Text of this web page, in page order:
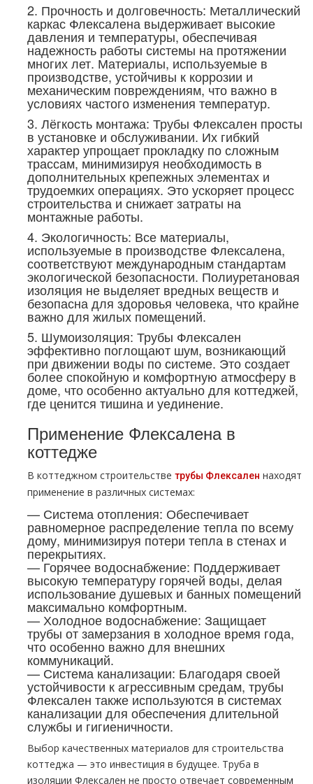
2. Прочность и долговечность: Металлический
каркас Флексалена выдерживает высокие
давления и температуры, обеспечивая
надежность работы системы на протяжении
многих лет. Материалы, используемые в
производстве, устойчивы к коррозии и
механическим повреждениям, что важно в
условиях частого изменения температур.
3. Лёгкость монтажа: Трубы Флексален просты
в установке и обслуживании. Их гибкий
характер упрощает прокладку по сложным
трассам, минимизируя необходимость в
дополнительных крепежных элементах и
трудоемких операциях. Это ускоряет процесс
строительства и снижает затраты на
монтажные работы.
4. Экологичность: Все материалы,
используемые в производстве Флексалена,
соответствуют международным стандартам
экологической безопасности. Полиуретановая
изоляция не выделяет вредных веществ и
безопасна для здоровья человека, что крайне
важно для жилых помещений.
5. Шумоизоляция: Трубы Флексален
эффективно поглощают шум, возникающий
при движении воды по системе. Это создает
более спокойную и комфортную атмосферу в
доме, что особенно актуально для коттеджей,
где ценится тишина и уединение.
Применение Флексалена в
коттедже
В коттеджном строительстве трубы Флексален находят
применение в различных системах:
— Система отопления: Обеспечивает
равномерное распределение тепла по всему
дому, минимизируя потери тепла в стенах и
перекрытиях.
— Горячее водоснабжение: Поддерживает
высокую температуру горячей воды, делая
использование душевых и банных помещений
максимально комфортным.
— Холодное водоснабжение: Защищает
трубы от замерзания в холодное время года,
что особенно важно для внешних
коммуникаций.
— Система канализации: Благодаря своей
устойчивости к агрессивным средам, трубы
Флексален также используются в системах
канализации для обеспечения длительной
службы и гигиеничности.
Выбор качественных материалов для строительства
коттеджа — это инвестиция в будущее. Труба в
изоляции Флексален не просто отвечает современным